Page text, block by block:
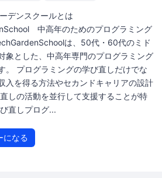
デンスクールとは
中高年のためのプログラミング
は、50代・60代のミド
象とした、中高年専門のプログラミング
。 プログラミングの学び直しだけでな
入を得る方法やセカンドキャリアの設計
しの活動を並行して支援することが特
直しプログ...
になる